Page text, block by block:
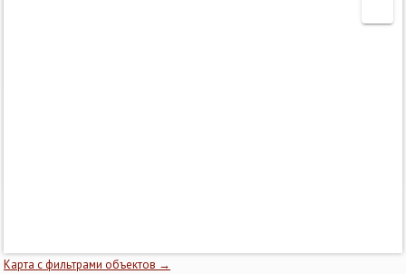
Карта с фильтрами объектов →